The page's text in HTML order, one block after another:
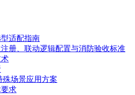
适配指南
册、联动逻辑配置与消防验收标准
殊场景应用方案
求